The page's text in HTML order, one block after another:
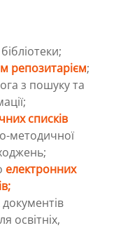
репозитарієм;
з пошуку та
списків
методичної
;
електронних
освітніх,